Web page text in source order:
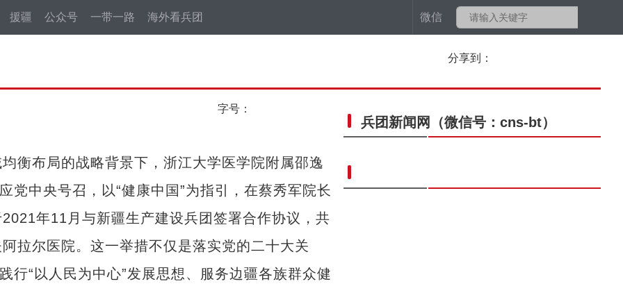
微信
援疆 公众号 一带一路 海外看兵团
分享到：
字号：
布局的战略背景下，浙江大学医学院附属邵逸
党中央号召，以“健康中国”为指引，在蔡秀军院长
年11月与新疆生产建设兵团签署合作协议，共
拉尔医院。这一举措不仅是落实党的二十大关
行“以人民为中心”发展思想、服务边疆各族群众健
兵团新闻网 （微信号：cns-bt）